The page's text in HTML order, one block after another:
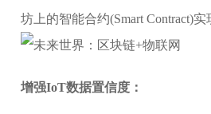
坊上的智能合约(Smart Contract)
增强IoT数据置信度：